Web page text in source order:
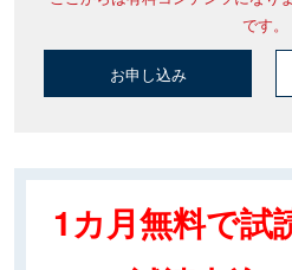
です。
お申し込み
1カ月無料で試